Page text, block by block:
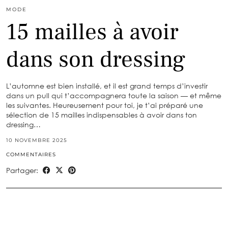
MODE
15 mailles à avoir
dans son dressing
L’automne est bien installé, et il est grand temps d’investir
dans un pull qui t’accompagnera toute la saison — et même
les suivantes. Heureusement pour toi, je t’ai préparé une
sélection de 15 mailles indispensables à avoir dans ton
dressing…
10 NOVEMBRE 2025
COMMENTAIRES
Partager: